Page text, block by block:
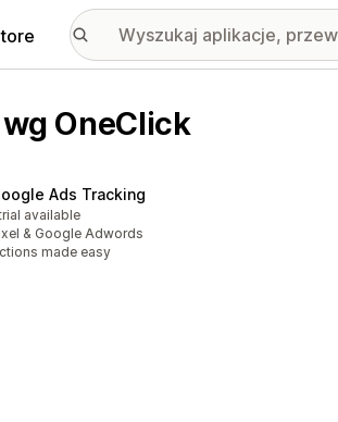
OneClick
Ads Tracking
5
available
& Google Adwords
made easy